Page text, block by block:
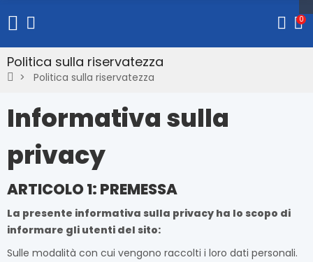
0
Politica sulla riservatezza
Politica sulla riservatezza
Informativa sulla
privacy
ARTICOLO 1: PREMESSA
La presente informativa sulla privacy ha lo scopo di
informare gli utenti del sito:
Sulle modalità con cui vengono raccolti i loro dati personali.